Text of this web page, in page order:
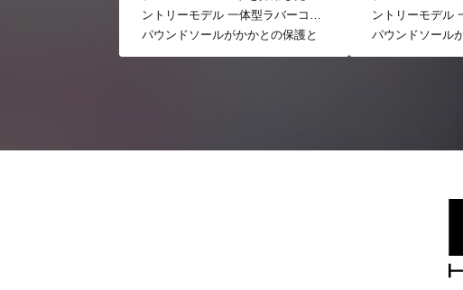
ントリーモデル 一体型ラバーコン
パウンドソールがかかとの保護と
軽量化を実現。正確な操作がしや
ントリーモデル
パウンドソール
軽量化を実現。